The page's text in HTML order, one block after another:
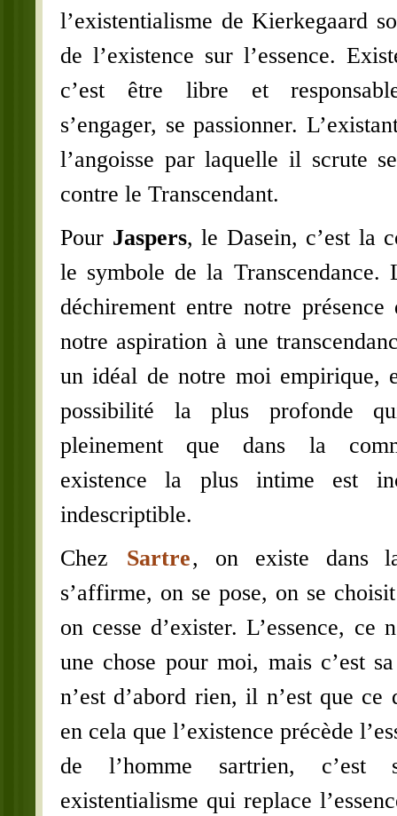
l’existentialisme de Kierkegaard
de l’existence sur l’essence.
c’est être libre et
s’engager, se passionner.
l’angoisse par laquelle il scrute
contre le Transcendant.
Pour Jaspers, le Dasein, c’est la
le symbole de la Transcendance.
déchirement entre notre
notre aspiration à une
un idéal de notre moi empirique,
possibilité la plus profonde
pleinement que dans la
existence la plus intime est
indescriptible.
Chez
Sartre, on existe dans
s’affirme, on se pose, on se
on cesse d’exister. L’essence, ce
une chose pour moi, mais c’est
n’est d’abord rien, il n’est que ce
en cela que l’existence précède
de l’homme sartrien, c’est
existentialisme qui replace